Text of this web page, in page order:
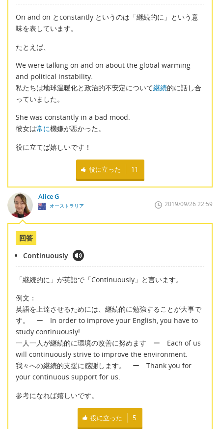
On and on とconstantly というのは「継続的に」という意
味を表しています。
たとえば、
We were talking on and on about the global warming
and political instability.
私たちは地球温暖化と政治的不安定について継続的に話し合
っていました。
She was constantly in a bad mood.
彼女は常に機嫌が悪かった。
役に立てば嬉しいです！
役に立った 11
Alice G
オーストラリア 2019/09/26 22:59
回答
Continuously
「継続的に」が英語で「Continuously」と言います。
例文：
英語を上達させるためには、継続的に勉強することが大事で
す。 ー In order to improve your English, you have to
study continuously!
一人一人が継続的に環境の改善に努めます ー Each of us
will continuously strive to improve the environment.
我々への継続的支援に感謝します。 ー Thank you for
your continuous support for us.
参考になれば嬉しいです。
役に立った 5